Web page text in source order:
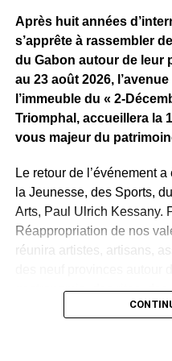
Reste maintenant à savoir
prépare pour sa nouvelle
exposition, le véritable défi
réguliers et solides,
au premier plan de la
WhatsApp
X
Après huit années
s’apprête à rassembler
du Gabon autour de leur
au 23 août 2026,
l’immeuble du « 2-
Triomphal, accueillera la
vous majeur du
Le retour de l’événement
la Jeunesse, des Sports,
Arts, Paul Ulrich Kessany.
Réappropriation de nos
réunira artistes, artisans,
gastronomie, des rites,